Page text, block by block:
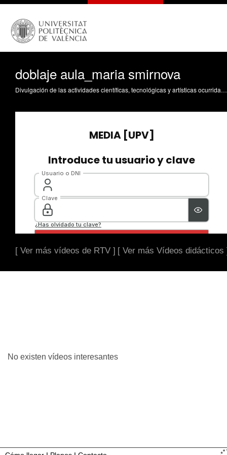
doblaje aula_maria smirnova
Divulgación de las actividades científicas, tecnológicas y artísticas ocurridas en los tres campus de la UPV
[ Ver más vídeos de RTV ] [ Ver más Vídeos didácticos
No existen vídeos interesantes